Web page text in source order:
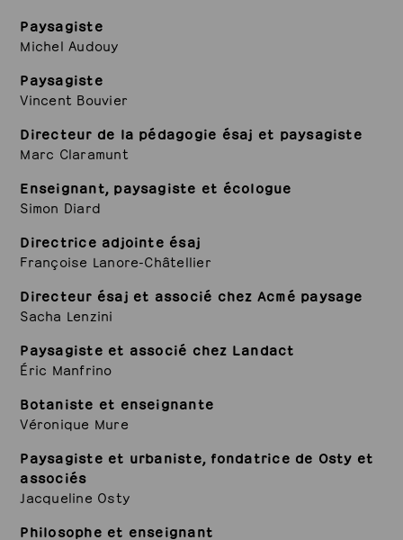
Paysagiste
Michel Audouy
Paysagiste
Vincent Bouvier
Directeur de la pédagogie ésaj et paysagiste
Marc Claramunt
Enseignant, paysagiste et écologue
Simon Diard
Directrice adjointe ésaj
Françoise Lanore-Châtellier
Directeur ésaj et associé chez Acmé paysage
Sacha Lenzini
Paysagiste et associé chez Landact
Éric Manfrino
Botaniste et enseignante
Véronique Mure
Paysagiste et urbaniste, fondatrice de Osty et
associés
Jacqueline Osty
Philosophe et enseignant